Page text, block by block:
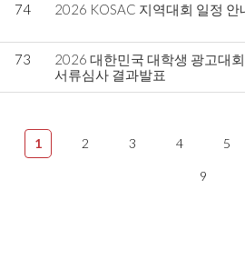
74 2026 KOSAC 지역대회 일정 안
73
2026 대한민국 대학생 광고대
서류심사 결과발표
1 2 3 4 5
9